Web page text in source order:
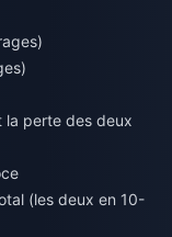
la perte des deux
(les deux en 10-